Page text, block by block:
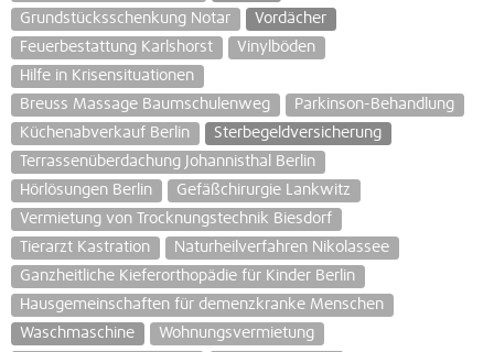
Grundstücksschenkung Notar
Vordächer
Feuerbestattung Karlshorst
Vinylböden
Hilfe in Krisensituationen
Breuss Massage Baumschulenweg
Parkinson-Behandlung
Küchenabverkauf Berlin
Sterbegeldversicherung
Terrassenüberdachung Johannisthal Berlin
Hörlösungen Berlin
Gefäßchirurgie Lankwitz
Vermietung von Trocknungstechnik Biesdorf
Tierarzt Kastration
Naturheilverfahren Nikolassee
Ganzheitliche Kieferorthopädie für Kinder Berlin
Hausgemeinschaften für demenzkranke Menschen
Waschmaschine
Wohnungsvermietung